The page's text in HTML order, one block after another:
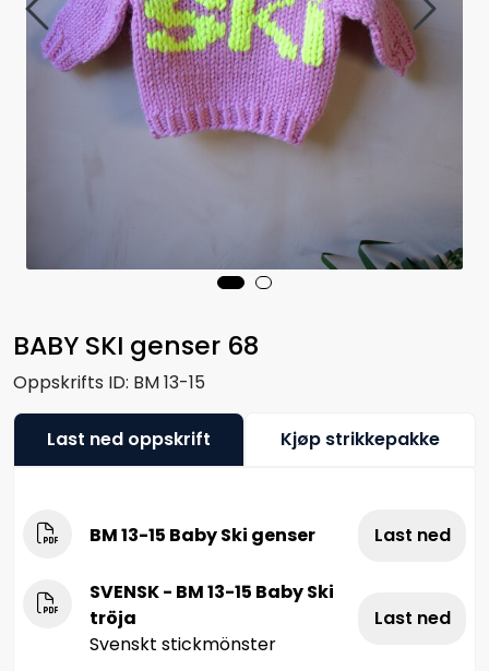
BABY SKI genser 68
Oppskrifts ID: BM 13-15
Last ned oppskrift Kjøp strikkepakke
BM 13-15 Baby Ski genser Last ned
SVENSK - BM 13-15 Baby Ski
tröja
Svenskt stickmönster
Last ned